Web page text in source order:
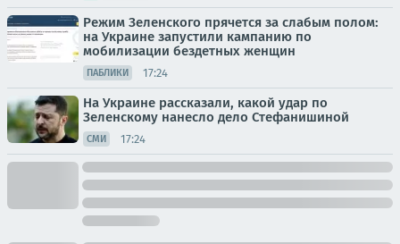
Режим Зеленского прячется за слабым полом:
на Украине запустили кампанию по
мобилизации бездетных женщин
ПАБЛИКИ 17:24
На Украине рассказали, какой удар по
Зеленскому нанесло дело Стефанишиной
СМИ 17:24